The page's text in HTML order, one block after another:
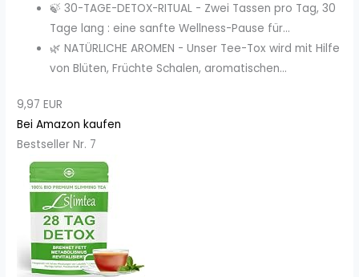
🍃 30-TAGE-DETOX-RITUAL - Zwei Tassen pro Tag, 30
Tage lang : eine sanfte Wellness-Pause für...
🌿 NATÜRLICHE AROMEN - Unser Tee-Tox wird mit Hilfe
von Blüten, Früchte Schalen, aromatischen...
9,97 EUR
Bei Amazon kaufen
Bestseller Nr. 7